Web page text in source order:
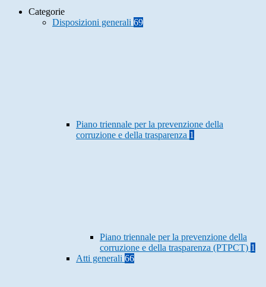
Categorie
Disposizioni generali 69
Piano triennale per la prevenzione della
corruzione e della trasparenza 1
Piano triennale per la prevenzione della
corruzione e della trasparenza (PTPCT) 1
Atti generali 66